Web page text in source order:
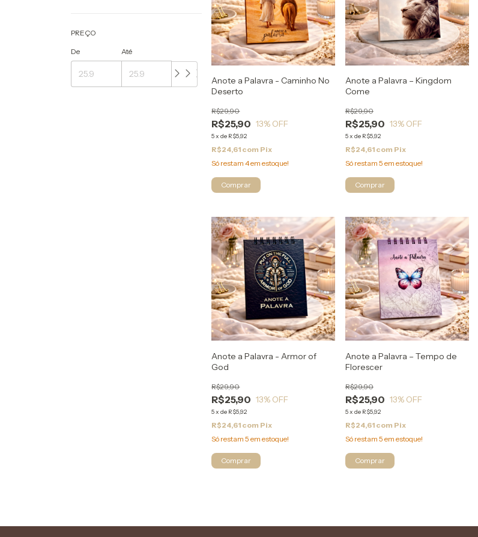
PREÇO
De Até
Anote a Palavra - Caminho No
Deserto
R$25,90
R$29,90
13% OFF
5xde R$5,92
R$24,61 com Pix
Só restam4em estoque!
Anote a Palavra – Kingdom
Come
R$25,90
R$29,90
13% OFF
5x de R$5,92
R$24,61 com Pix
Só restam 5 em estoque!
Anote a Palavra - Armor of
God
R$25,90
R$29,90
13% OFF
5xde R$5,92
R$24,61 com Pix
Só restam5 em estoque!
Anote a Palavra – Tempo de
Florescer
R$25,90
R$29,90
13% OFF
5x de R$5,92
R$24,61 com Pix
Só restam 5 em estoque!